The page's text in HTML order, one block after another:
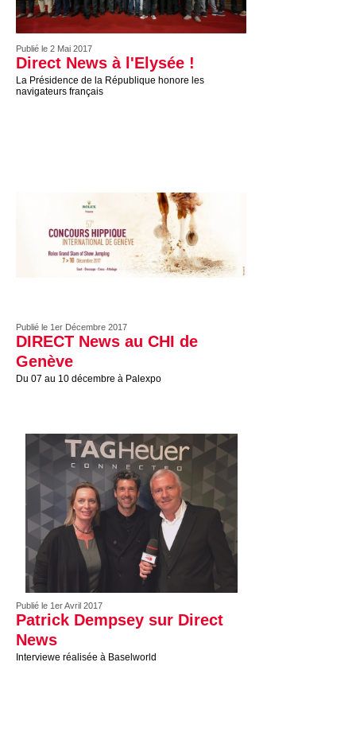
Publié le 2 Mai 2017
Direct News à l'Elysée !
La Présidence de la République honore les
navigateurs français
Publié le 1er Décembre 2017
DIRECT News au CHI de
Genève
Du 07 au 10 décembre à Palexpo
Publié le 1er Avril 2017
Patrick Dempsey sur Direct
News
Interviewe réalisée à Baselworld